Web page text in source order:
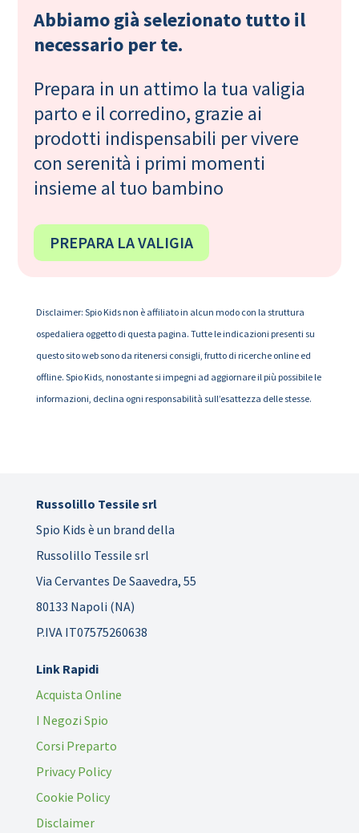
Abbiamo già selezionato tutto il
necessario per te.
Prepara in un attimo la tua valigia
parto e il corredino, grazie ai
prodotti indispensabili per vivere
con serenità i primi momenti
insieme al tuo bambino
PREPARA LA VALIGIA
Disclaimer: Spio Kids non è affiliato in alcun modo con la struttura
ospedaliera oggetto di questa pagina. Tutte le indicazioni presenti su
questo sito web sono da ritenersi consigli, frutto di ricerche online ed
offline. Spio Kids, nonostante si impegni ad aggiornare il più possibile le
informazioni, declina ogni responsabilità sull’esattezza delle stesse.
Russolillo Tessile srl
Spio Kids è un brand della
Russolillo Tessile srl
Via Cervantes De Saavedra, 55
80133 Napoli (NA)
P.IVA IT07575260638
Link Rapidi
Acquista Online
I Negozi Spio
Corsi Preparto
Privacy Policy
Cookie Policy
Disclaimer